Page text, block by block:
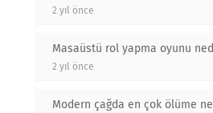
2 yıl önce
Masaüstü rol yapma oyunu
2 yıl önce
Modern çağda en çok ölüme